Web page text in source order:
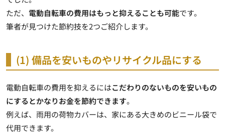
ただ、 電動自転車の費用はもっと抑えることも可能です。
筆者が見つけた節約技を2つご紹介します。
(1) 備品を安いものやリサイクル品にする
電動自転車の費用を抑えるにはこだわりのないものを安いもの
にするとかなりお金を節約できます。
例えば、雨用の荷物カバーは、家にある大きめのビニール袋で
代用できます。